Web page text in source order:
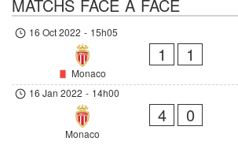
MATCHS FACE À FACE
16 Oct 2022 - 15h05
Monaco
1 1
16 Jan 2022 - 14h00
Monaco
4 0